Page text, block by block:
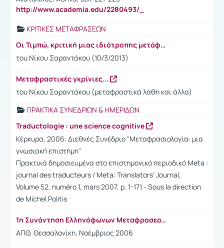
http://www.academia.edu/2280493/_
ΚΡΙΤΙΚΕΣ ΜΕΤΑΦΡΑΣΕΩΝ
Οι Τιμπώ, κριτική μιας ιδιότροπης μετάφρασης
του Νίκου Σαραντάκου (10/3/2013)
Μεταφραστικές γκρίνιες...
του Νίκου Σαραντάκου (μεταφραστικά λάθη και άλλα)
ΠΡΑΚΤΙΚΑ ΣΥΝΕΔΡΙΩΝ & ΗΜΕΡΙΔΩΝ
Traductologie : une science cognitive
Κέρκυρα, 2006: Διεθνές Συνέδριο "Μεταφρασιολογία: μια
γνωσιακή επιστήμη"
Πρακτικά δημοσιευμένα στο επιστημονικό περιοδικό Meta :
journal des traducteurs / Meta: Translators' Journal,
Volume 52, numéro 1, mars 2007, p. 1-171 - Sous la direction
de Michel Politis
1η Συνάντηση Ελληνόφωνων Μεταφρασεολόγων
ΑΠΘ, Θεσσαλονίκη, Νοέμβριος 2006